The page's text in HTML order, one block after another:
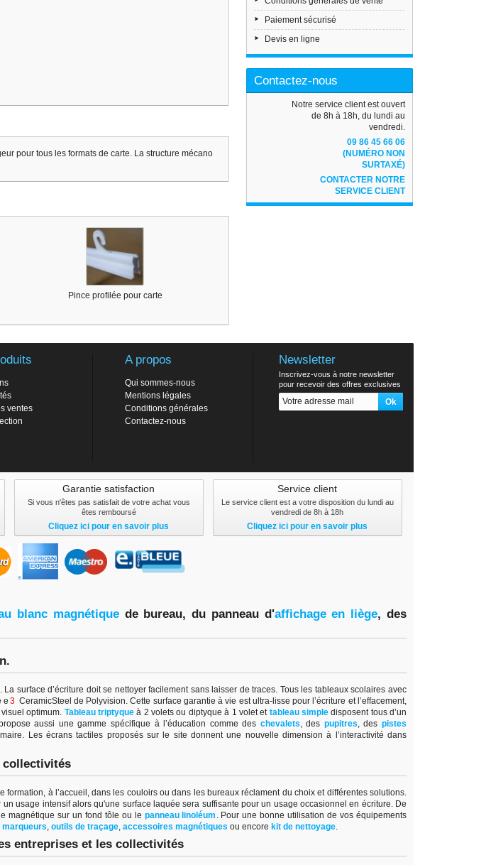
pour tous les formats de carte. La structure mécano
Pince profilée pour carte
Paiement sécurisé
Devis en ligne
Contactez-nous
Notre service client est ouvert
de 8h à 18h, du lundi au
vendredi.
09 86 45 66 06
(NUMÉRO NON
SURTAXÉ)
CONTACTER NOTRE
SERVICE CLIENT
ventes
A propos
Qui sommes-nous
Mentions légales
Conditions générales
Contactez-nous
Newsletter
Inscrivez-vous à notre newsletter
pour recevoir des offres exclusives
Garantie satisfaction
Si vous n'êtes pas satisfait de votre achat vous
êtes remboursé
Cliquez ici pour en savoir plus
Service client
Le service client est a votre disposition du lundi au
vendredi de 8h à 18h
Cliquez ici pour en savoir plus
blanc magnétique de bureau, du panneau d'affichage en liège, des
surface d’écriture doit se nettoyer facilement sans laisser de traces. Tous les tableaux scolaires avec
e 3 CeramicSteel de Polyvision. Cette surface garantie à vie est ultra-lisse pour l’écriture et l’effacement,
optimum. Tableau triptyque à 2 volets ou diptyque à 1 volet et tableau simple disposent tous d’un
aussi une gamme spécifique à l’éducation comme des chevalets, des pupitres, des pistes
Les écrans tactiles proposés sur le site donnent une nouvelle dimension à l’interactivité dans
collectivités
formation, à l’accueil, dans les couloirs ou dans les bureaux réclament du choix et différentes solutions.
usage intensif alors qu'une surface laquée sera suffisante pour un usage occasionnel en écriture. De
magnétique sur un fond tôle ou le panneau linoléum . Pour une bonne utilisation de vos équipements
marqueurs, outils de traçage, accessoires magnétiques ou encore kit de nettoyage.
entreprises et les collectivités